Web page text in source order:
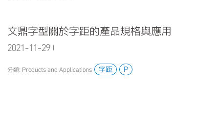
文鼎字型關於字距的產品規格與應用
2021-11-29 00:00:00.0
分類: Products and Applications 字距 P